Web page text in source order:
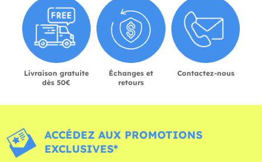
Livraison gratuite
dès 50€
Échanges et
retours
Contactez-nous
ACCÉDEZ AUX PROMOTIONS
EXCLUSIVES*